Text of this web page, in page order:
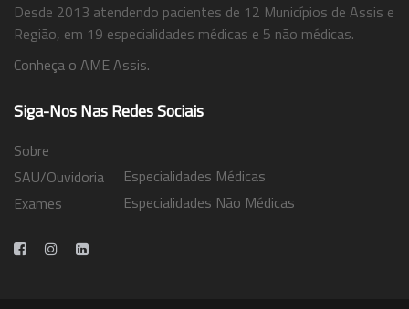
Desde 2013 atendendo pacientes de 12 Municípios de Assis e
Região, em 19 especialidades médicas e 5 não médicas.
Conheça o AME Assis.
Siga-Nos Nas Redes Sociais
Sobre
SAU/Ouvidoria
Exames
Especialidades Médicas
Especialidades Não Médicas